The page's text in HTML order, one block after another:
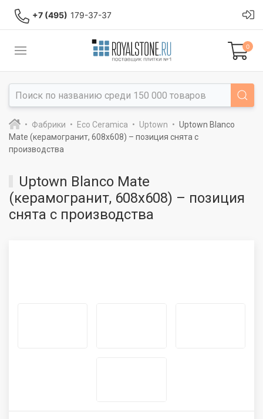
+7 (495) 179-37-37
0
Фабрики Eco Ceramica Uptown
Uptown Blanco
Mate (керамогранит, 608x608) – позиция снята с
производства
Uptown Blanco Mate
(керамогранит, 608x608) – позиция
снята с производства